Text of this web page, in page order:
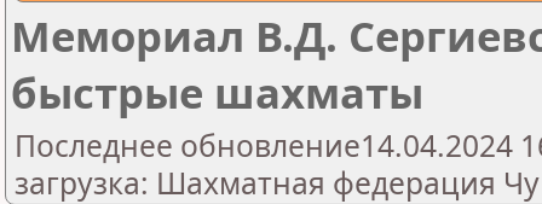
Мемориал В.Д.
быстрые шахматы
Последнее обновление14.04.2024
загрузка: Шахматная федерация